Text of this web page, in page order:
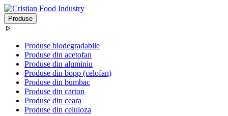
Produse
Produse biodegradabile
Produse din acetofan
Produse din aluminiu
Produse din bopp (celofan)
Produse din bumbac
Produse din carton
Produse din ceara
Produse din celuloza